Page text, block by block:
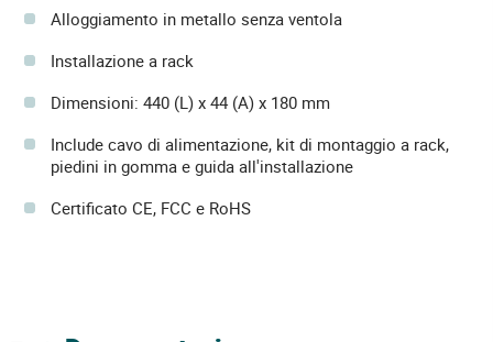
Alloggiamento in metallo senza ventola
Installazione a rack
Dimensioni: 440 (L) x 44 (A) x 180 mm
Include cavo di alimentazione, kit di montaggio a rack,
piedini in gomma e guida all'installazione
Certificato CE, FCC e RoHS